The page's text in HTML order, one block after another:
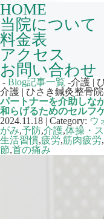
HOME
当院について
料金表
アクセス
お問い合わせ
- Blog記事一覧 -介護 |
介護 | ひさき鍼灸整骨
パートナーを介助しな
和らげるためのセルフ
2024.11.18 | Category: ウ
がみ,予防,介護,体操・
生活習慣,疲労,筋肉疲労,
節,首の痛み